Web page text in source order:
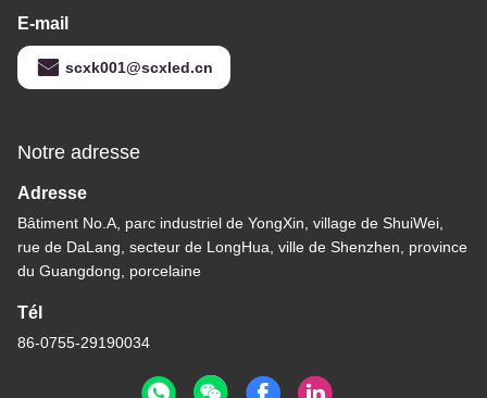
E-mail
scxk001@scxled.cn
Notre adresse
Adresse
Bâtiment No.A, parc industriel de YongXin, village de ShuiWei,
rue de DaLang, secteur de LongHua, ville de Shenzhen, province
du Guangdong, porcelaine
Tél
86-0755-29190034